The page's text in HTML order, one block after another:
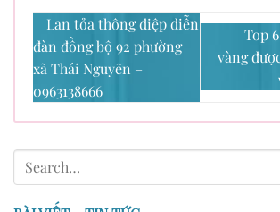
Lan tỏa thông điệp diễn
đàn đồng bộ 92 phường
xã Thái Nguyên –
0963138666
Top
vàng